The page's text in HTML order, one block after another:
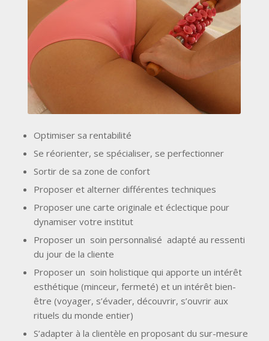
Optimiser sa rentabilité
Se réorienter, se spécialiser, se perfectionner
Sortir de sa zone de confort
Proposer et alterner différentes techniques
Proposer une carte originale et éclectique pour
dynamiser votre institut
Proposer un soin personnalisé adapté au ressenti
du jour de la cliente
Proposer un soin holistique qui apporte un intérêt
esthétique (minceur, fermeté) et un intérêt bien-
être (voyager, s’évader, découvrir, s’ouvrir aux
rituels du monde entier)
S’adapter à la clientèle en proposant du sur-mesure